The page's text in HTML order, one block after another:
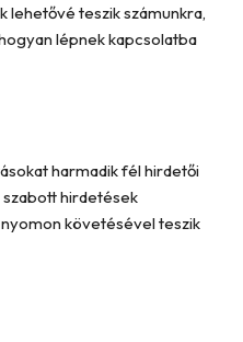
teszik számunkra,
lépnek kapcsolatba
harmadik fél hirdetői
szabott hirdetések
követésével teszik